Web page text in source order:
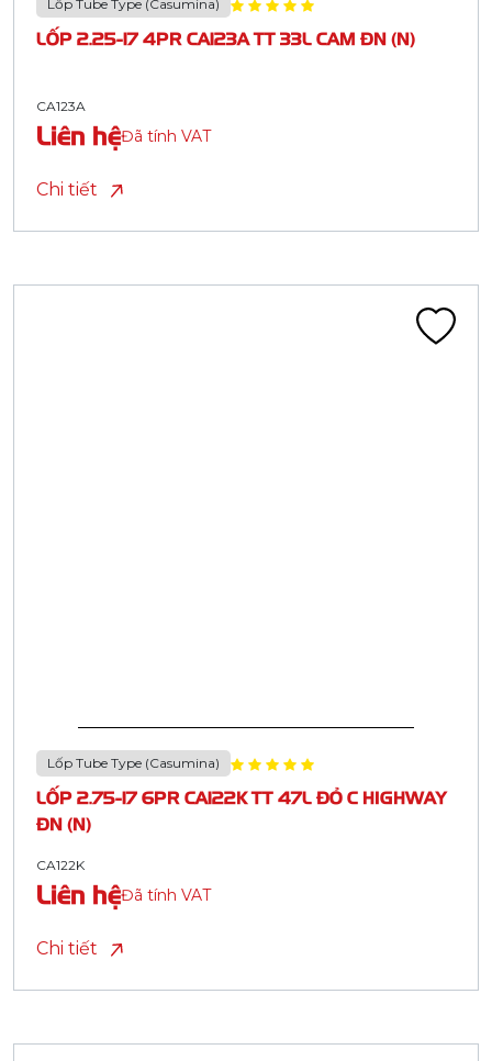
Lốp Tube Type (Casumina)
LỐP 2.25-17 4PR CA123A TT 33L CAM ĐN (N)
CA123A
Liên hệĐã tính VAT
Chi tiết
Lốp Tube Type (Casumina)
LỐP 2.75-17 6PR CA122K TT 47L ĐỎ C HIGHWAY
ĐN (N)
CA122K
Liên hệĐã tính VAT
Chi tiết